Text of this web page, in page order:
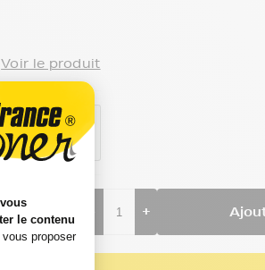
Voir le produit
Référence
:
FTET7024
+